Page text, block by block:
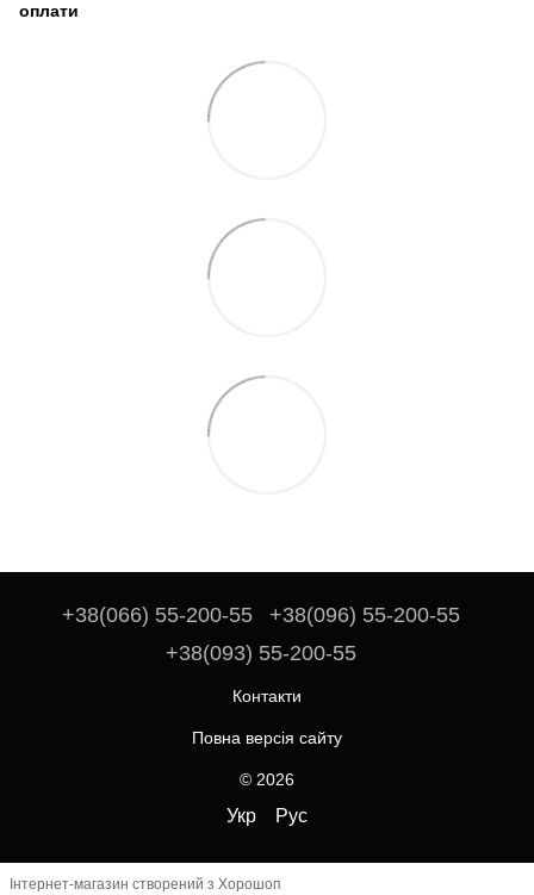
оплати
+38(066) 55-200-55
+38(096) 55-200-55
+38(093) 55-200-55
Контакти
Повна версія сайту
© 2026
Укр Рус
Інтернет-магазин створений з Хорошоп